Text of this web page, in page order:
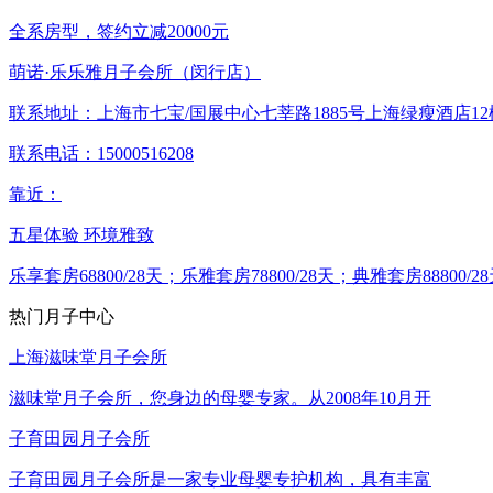
全系房型，签约立减20000元
萌诺·乐乐雅月子会所（闵行店）
联系地址： 上海市七宝/国展中心七莘路1885号上海绿瘦酒店12
联系电话： 15000516208
靠近：
五星体验 环境雅致
乐享套房68800/28天；乐雅套房78800/28天；典雅套房88800/28
热门月子中心
上海滋味堂月子会所
滋味堂月子会所，您身边的母婴专家。从2008年10月开
子育田园月子会所
子育田园月子会所是一家专业母婴专护机构，具有丰富